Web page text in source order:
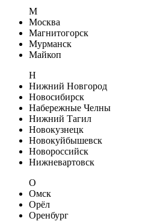
М
Москва
Магнитогорск
Мурманск
Майкоп
Н
Нижний Новгород
Новосибирск
Набережные Челны
Нижний Тагил
Новокузнецк
Новокуйбышевск
Новороссийск
Нижневартовск
О
Омск
Орёл
Оренбург